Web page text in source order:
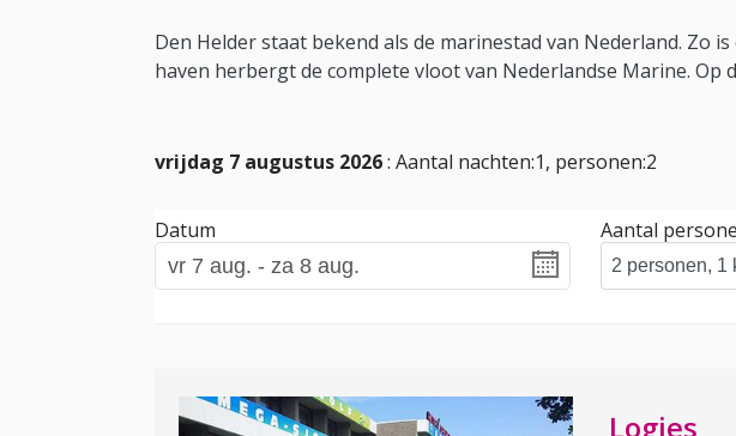
Den Helder staat bekend als de marinestad van Nederland. Zo
haven herbergt de complete vloot van Nederlandse Marine. Op
vrijdag 7 augustus 2026: Aantal nachten:1, personen:2
Datum Aantal
Logies